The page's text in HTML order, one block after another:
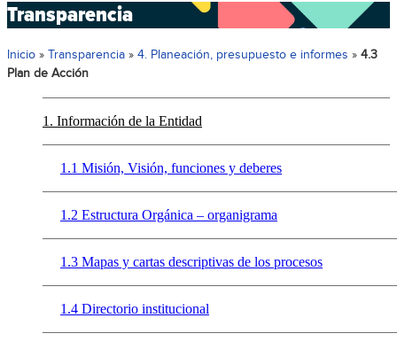
Transparencia
Inicio » Transparencia » 4. Planeación, presupuesto e informes » 4.3
Plan de Acción
1. Información de la Entidad
1.1 Misión, Visión, funciones y deberes
1.2 Estructura Orgánica – organigrama
1.3 Mapas y cartas descriptivas de los procesos
1.4 Directorio institucional